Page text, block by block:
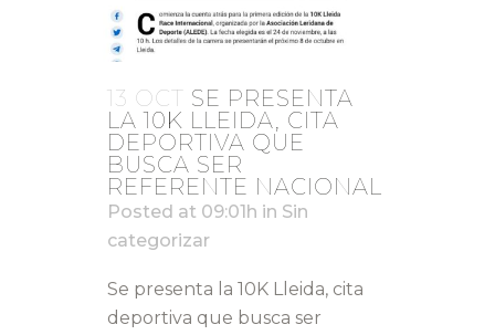
13 OCT SE PRESENTA
LA 10K LLEIDA, CITA
DEPORTIVA QUE
BUSCA SER
REFERENTE NACIONAL
Posted at 09:01h in Sin
categorizar
Se presenta la 10K Lleida, cita
deportiva que busca ser